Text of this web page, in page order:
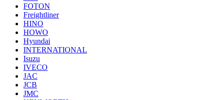
FOTON
Freightliner
HINO
HOWO
Hyundai
INTERNATIONAL
Isuzu
IVECO
JAC
JCB
JMC